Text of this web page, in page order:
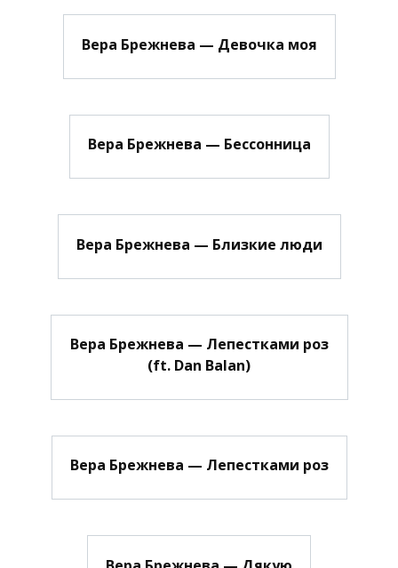
Вера Брежнева — Девочка моя
Вера Брежнева — Бессонница
Вера Брежнева — Близкие люди
Вера Брежнева — Лепестками роз
(ft. Dan Balan)
Вера Брежнева — Лепестками роз